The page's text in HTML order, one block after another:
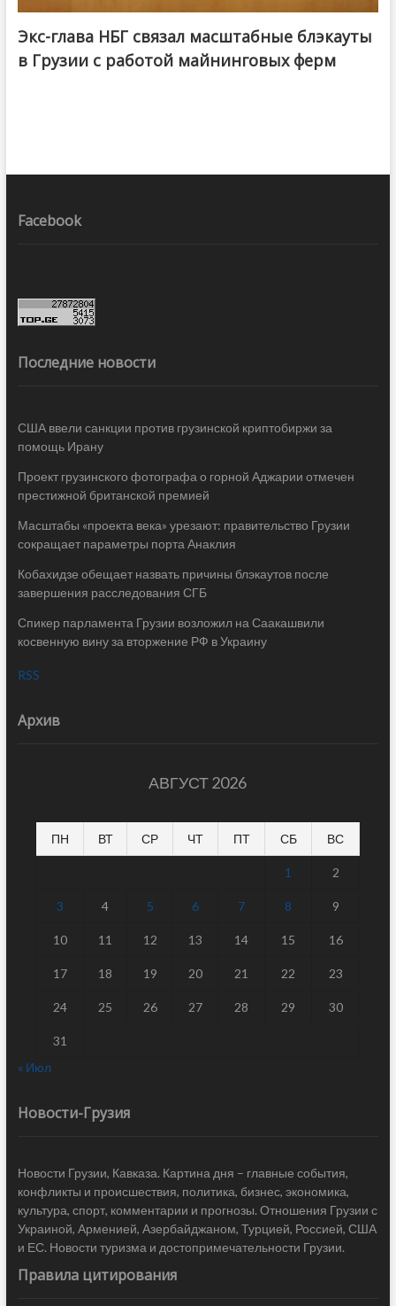
Экс-глава НБГ связал масштабные блэкауты
в Грузии с работой майнинговых ферм
Facebook
Последние новости
США ввели санкции против грузинской криптобиржи за
помощь Ирану
Проект грузинского фотографа о горной Аджарии отмечен
престижной британской премией
Масштабы «проекта века» урезают: правительство Грузии
сокращает параметры порта Анаклия
Кобахидзе обещает назвать причины блэкаутов после
завершения расследования СГБ
Спикер парламента Грузии возложил на Саакашвили
косвенную вину за вторжение РФ в Украину
RSS
Архив
АВГУСТ 2026
ПН ВТ СР ЧТ ПТ СБ ВС
1 2
3 4 5 6 7 8 9
10 11 12 13 14 15 16
17 18 19 20 21 22 23
24 25 26 27 28 29 30
31
« Июл
Новости-Грузия
Новости Грузии, Кавказа. Картина дня – главные события,
конфликты и происшествия, политика, бизнес, экономика,
культура, спорт, комментарии и прогнозы. Отношения Грузии с
Украиной, Арменией, Азербайджаном, Турцией, Россией, США
и ЕС. Новости туризма и достопримечательности Грузии.
Правила цитирования